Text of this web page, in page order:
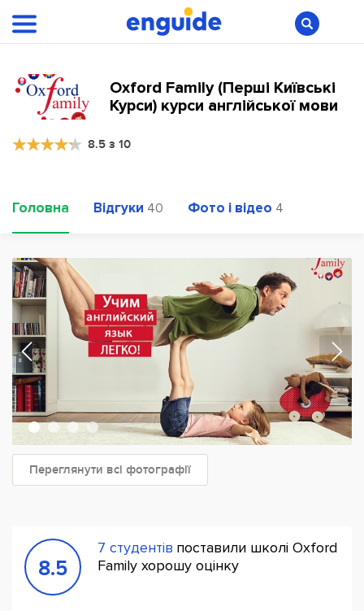
Oxford Family (Перші Київські
Курси) курси англійської мови
8.5 з 10
Головна Відгуки 40 Фото і відео 4
Переглянути всі фотографії
8.5
7 студентів поставили школі Oxford
Family хорошу оцінку